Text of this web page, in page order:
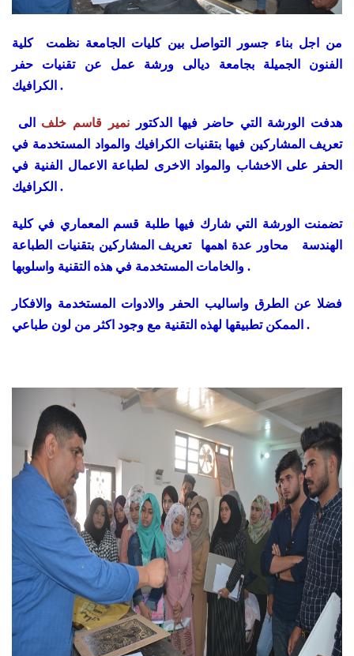
من اجل بناء جسور التواصل بين كليات الجامعة نظمت كلية
الفنون الجميلة بجامعة ديالى ورشة عمل عن تقنيات حفر
الكرافيك .
هدفت الورشة التي حاضر فيها الدكتورنمير قاسم خلف الى
تعريف المشاركين فيها بتقنيات الكرافيك والمواد المستخدمة في
الحفر على الاخشاب والمواد الاخرى لطباعة الاعمال الفنية في
الكرافيك .
تضمنت الورشة التي شارك فيها طلبة قسم المعماري في كلية
الهندسة محاور عدة اهمها تعريف المشاركين بتقنيات الطباعة
والخامات المستخدمة في هذه التقنية واسلوبها .
فضلا عن الطرق واساليب الحفر والادوات المستخدمة والافكار
الممكن تطبيقها لهذه التقنية مع وجود اكثر من لون طباعي .